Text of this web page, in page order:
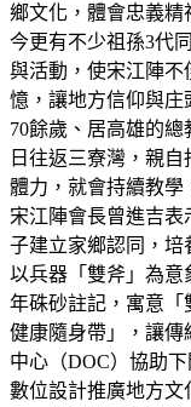
鄉文化，體會忠義精
今更有不少祖孫3代
與活動，使宋江陣不
憶，讓地方信仰與庄
70餘歲、居高雄的
日往返三寮灣，親
體力，就會持續教學
宋江陣會長曾進吉
子建立家鄉認同，培
以兵器「雙斧」為意
年硃砂註記，寓意「
健康隨身帶」，讓傳
中心（DOC）協助
數位設計推廣地方文